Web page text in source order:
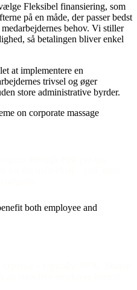
Fleksibel finansiering, som
på en måde, der passer bedst
behov. Vi stiller
så betalingen bliver enkel
at implementere en
trivsel og øger
store administrative byrder.